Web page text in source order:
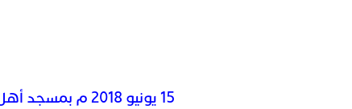
15 يونيو 2018 م بمسجد أهل فاس بالمشور السعيد بمدينة الرباط.